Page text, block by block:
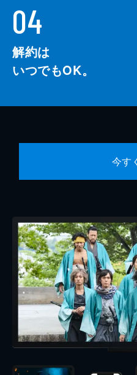
04
解約は
いつでもOK。
今す